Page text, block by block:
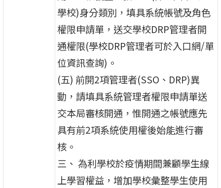
學校)身分類別，填具系統帳號及角色
權限申請單，送交學校DRP管理者開
通權限(學校DRP管理者可於入口網/單
位資訊查詢)。
(五) 前開2項管理者(SSO、DRP)異
動，請填具系統管理者權限申請單送
交本局審核開通，惟開通之帳號應先
具有前2項系統使用權後始能進行審
核。
三、 為利學校於疫情期間兼顧學生線
上學習權益，增加學校彙整學生使用